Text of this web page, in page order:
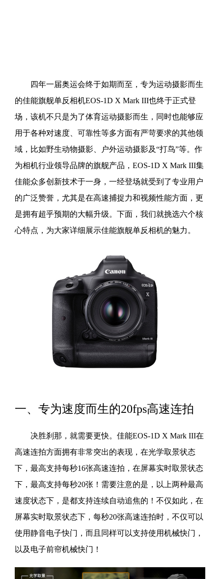
四年一届奥运会终于如期而至，专为运动摄影而生
的佳能旗舰单反相机EOS-1D X Mark III也终于正式登
场，该机不只是为了体育运动摄影而生，同时也能够应
用于各种对速度、可靠性等多方面有严苛要求的其他领
域，比如野生动物摄影、户外运动摄影及“打鸟”等。作
为相机行业领导品牌的旗舰产品，EOS-1D X Mark III集
佳能众多创新技术于一身，一经登场就受到了专业用户
的广泛赞誉，尤其是在高速捕捉力和视频性能方面，更
是拥有超乎预期的大幅升级。下面，我们就挑选六个核
心特点，为大家详细展示佳能旗舰单反相机的魅力。
一、专为速度而生的20fps高速连拍
决胜刹那，就需要更快。佳能EOS-1D X Mark III在
高速连拍方面拥有非常突出的表现，在光学取景状态
下，最高支持每秒16张高速连拍，在屏幕实时取景状态
下，最高支持每秒20张！需要注意的是，以上两种最高
速度状态下，是都支持连续自动追焦的！不仅如此，在
屏幕实时取景状态下，每秒20张高速连拍时，不仅可以
使用静音电子快门，而且同样可以支持使用机械快门，
以及电子前帘机械快门！